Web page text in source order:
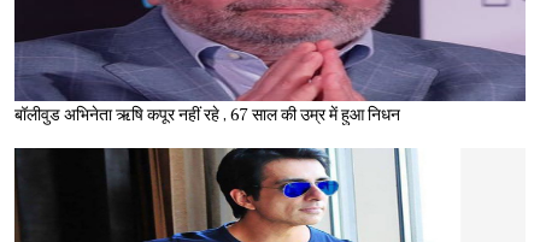
बॉलीवुड अभिनेता ऋषि कपूर नहीं रहे , 67 साल की उम्र में हुआ निधन